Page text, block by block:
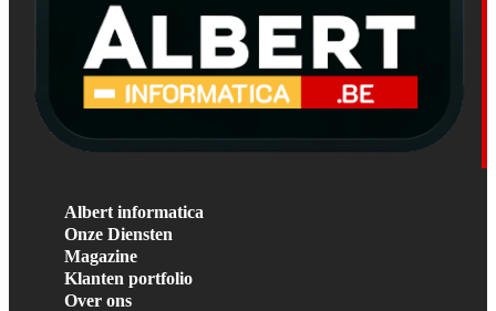
Albert informatica
Onze Diensten
Magazine
Klanten portfolio
Over ons